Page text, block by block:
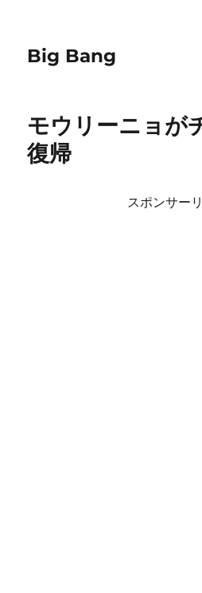
Big Bang
モウリーニョが
復帰
スポンサー